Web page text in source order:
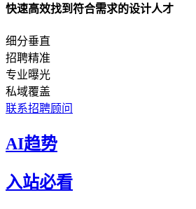
快速高效找到符合需求的设计人才
细分垂直
招聘精准
专业曝光
私域覆盖
联系招聘顾问
AI趋势
入站必看